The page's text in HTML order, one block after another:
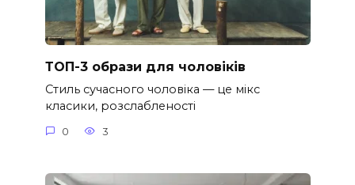
ТОП-3 образи для чоловіків
Стиль сучасного чоловіка — це мікс
класики, розслабленості
0 3